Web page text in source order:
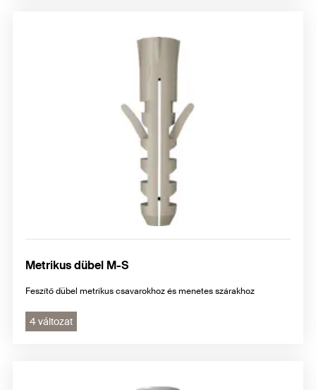
Metrikus dübel M-S
Feszítő dübel metrikus csavarokhoz és menetes szárakhoz
4 változat